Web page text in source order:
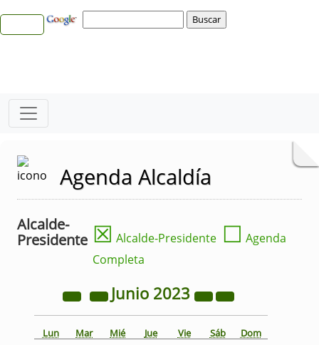
Agenda Alcaldía
Alcalde-
Presidente ☒ Alcalde-Presidente ☐ Agenda
Completa
Junio 2023
Lun Mar Mié Jue Vie Sáb Dom